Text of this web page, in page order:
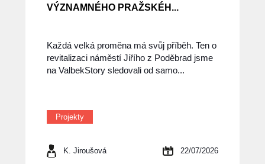
VÝZNAMNÉHO PRAŽSKÉH...
Každá velká proměna má svůj příběh. Ten o
revitalizaci náměstí Jiřího z Poděbrad jsme
na ValbekStory sledovali od samo...
Projekty
K. Jiroušová 22/07/2026